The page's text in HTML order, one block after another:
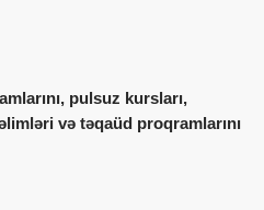
və təqaüd proqramlarını